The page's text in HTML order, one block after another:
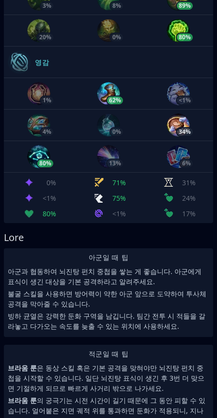
3% 8% 89%
20% 0% 80%
영감
1% 62% <1%
4% 0% 34%
80% 13% 6%
0% 71%
31%
<1%
75%
24%
80%
<1% 17%
Lore
아군일 때 팁
아군과 협동하여 뇌진탕 펀치 중첩을 쌓는 게 좋습니다. 아군에게
표식이 생긴 대상을 기본 공격하라고 알려주세요.
불굴 스킬을 사용하면 방어력이 약한 아군 앞으로 도약하여 투사체
공격을 막아줄 수 있습니다.
빙하 균열은 강력한 둔화 구역을 남깁니다. 팀간 전투 시 적들을 갈
라놓고 다가오는 속도를 늦출 수 있는 위치에 사용하세요.
적군일 때 팁
브라움 룬은 동상 스킬 혹은 기본 공격을 맞혀야만 뇌진탕 펀치 중
첩을 시작할 수 있습니다. 일단 뇌진탕 표식이 생긴 후 3번 더 맞으
면 기절하게 되므로 빠르게 사거리 밖으로 나가세요.
브라움 룬의 궁극기는 시전 시간이 길기 때문에 그 동안 피할 수 있
습니다. 얼어붙은 지면 궤적 위를 통과하면 둔화가 적용되니, 지나